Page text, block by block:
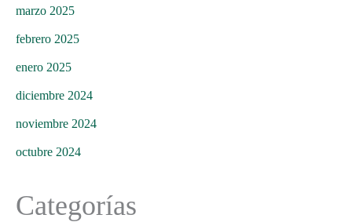
marzo 2025
febrero 2025
enero 2025
diciembre 2024
noviembre 2024
octubre 2024
Categorías